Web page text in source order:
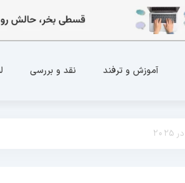
آموزش و ترفند نقد و بررسی